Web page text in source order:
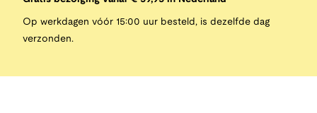
Op werkdagen vóór 15:00 uur besteld, is dezelfde dag
verzonden.